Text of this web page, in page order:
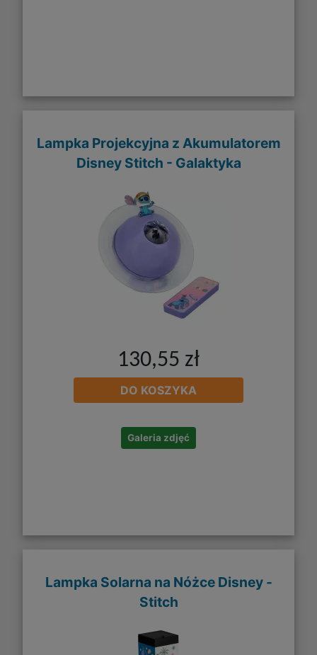
Lampka Projekcyjna z Akumulatorem
Disney Stitch - Galaktyka
130,55 zł
DO KOSZYKA
Galeria zdjęć
Lampka Solarna na Nóżce Disney -
Stitch